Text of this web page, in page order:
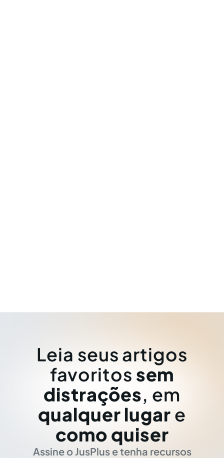
Leia seus artigos
favoritos sem
distrações, em
qualquer lugar e
como quiser
Assine o JusPlus e tenha recursos